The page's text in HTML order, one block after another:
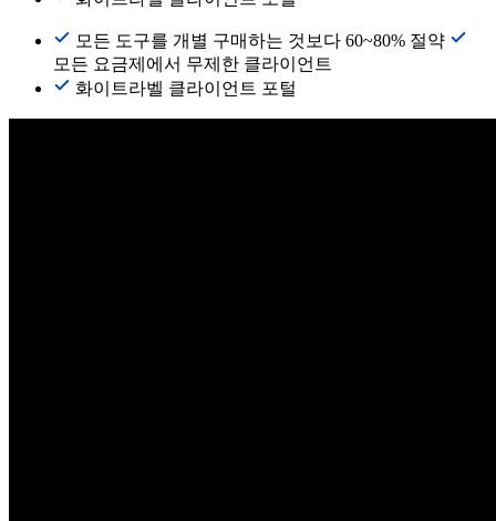
모든 도구를 개별 구매하는 것보다 60~80% 절약
모든 요금제에서 무제한 클라이언트
화이트라벨 클라이언트 포털